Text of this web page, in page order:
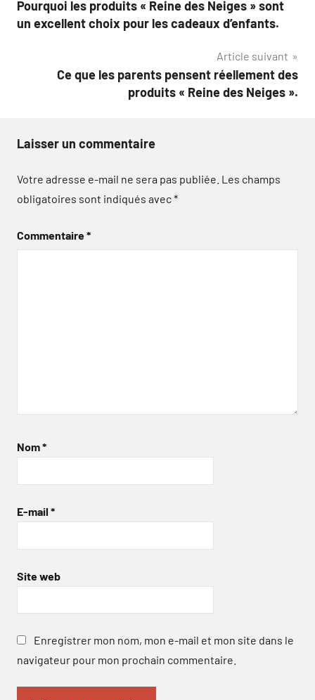
de
Pourquoi les produits « Reine des Neiges » sont
un excellent choix pour les cadeaux d’enfants.
Article suivant
Ce que les parents pensent réellement des
produits « Reine des Neiges ».
Laisser un commentaire
Votre adresse e-mail ne sera pas publiée. Les champs
obligatoires sont indiqués avec*
Commentaire*
Nom*
E-mail *
Site web
Enregistrer mon nom, mon e-mail et mon site dans le
navigateur pour mon prochain commentaire.